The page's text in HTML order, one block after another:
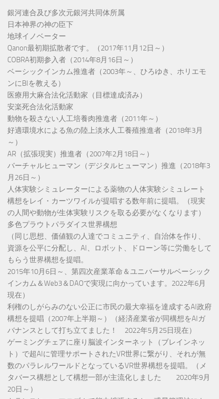
銀河連合及び多次元銀河共同体所属
日本神界の神の臣下
地球イノベーター
Qanon最初期拡散者です。（2017年11月12日～）
COBRA初期参入者（2014年8月16日～）
ベーシックインカム推進者（2003年～、ひろゆき、ホリエモ
ンにBIを教える）
医療用大麻合法化活動家（目標達成済み）
安楽死合法化活動家
動物を殺さない人工培養肉推進者（2011年～）
好適環境水による魚の陸上淡水人工養殖推進者（2018年3月
～）
AR（拡張現実）推進者（2007年2月18日～）
バーチャルヒューマン（デジタルヒューマン）推進（2018年3
月26日～）
人体実験シミュレーターによる薬物の人体実験シミュレート
構想をレイ・カーツワイルが提唱する数年前に提唱。（現実
の人間や動物が生体実験リスクを取る必要がなくなります）
多色プラウトパラダイス世界構想
（同じ思想、価値観の人達でコミュニティ、自治体を作り、
資源を公平に分配し、AI、ロボット、ドローン等に労働をして
もらう世界構想を提唱。
2015年10月6日～、第四次産業革命＆ユニバーサルベーシック
インカム＆Web3＆DAOで実現に向かっています。2022年6月
現在）
利権のしがらみのない公正に市民の最大幸福を達成するAI政府
構想を提唱（2007年上半期～）（経済産業省が同構想をAIガ
バナンスとして打ち立てました！ 2022年5月25日現在）
ゲーミングチェアに座り脳波インターネット（ブレインネッ
ト）で超AIに管理サポートされたVR世界に繋がり、それが無
数のパラレルワールドとなっているVR世界構想を提唱。（メ
タバース構想として構想一部が主流化しました 2020年9月
20日～）